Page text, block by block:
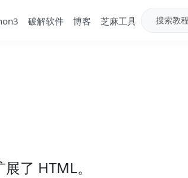
破解软件 博客 芝麻工具
了 HTML。